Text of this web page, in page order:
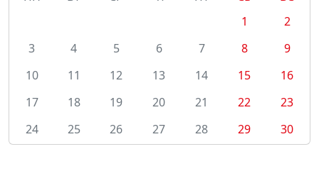
1
2
3
4 5 6 7 8
9
10
11 12 13 14 15
16
17
18 19 20 21 22
23
24
25 26 27 28 29 30